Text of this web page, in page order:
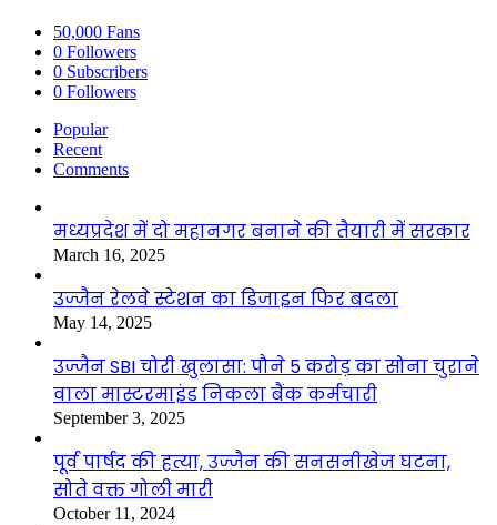
50,000 Fans
0 Followers
0 Subscribers
0 Followers
Popular
Recent
Comments
मध्यप्रदेश में दो महानगर बनाने की तैयारी में सरकार
March 16, 2025
उज्जैन रेलवे स्टेशन का डिजाइन फिर बदला
May 14, 2025
उज्जैन SBI चोरी खुलासा: पौने 5 करोड़ का सोना चुराने
वाला मास्टरमाइंड निकला बैंक कर्मचारी
September 3, 2025
पूर्व पार्षद की हत्या, उज्जैन की सनसनीखेज घटना,
सोते वक्त गोली मारी
October 11, 2024